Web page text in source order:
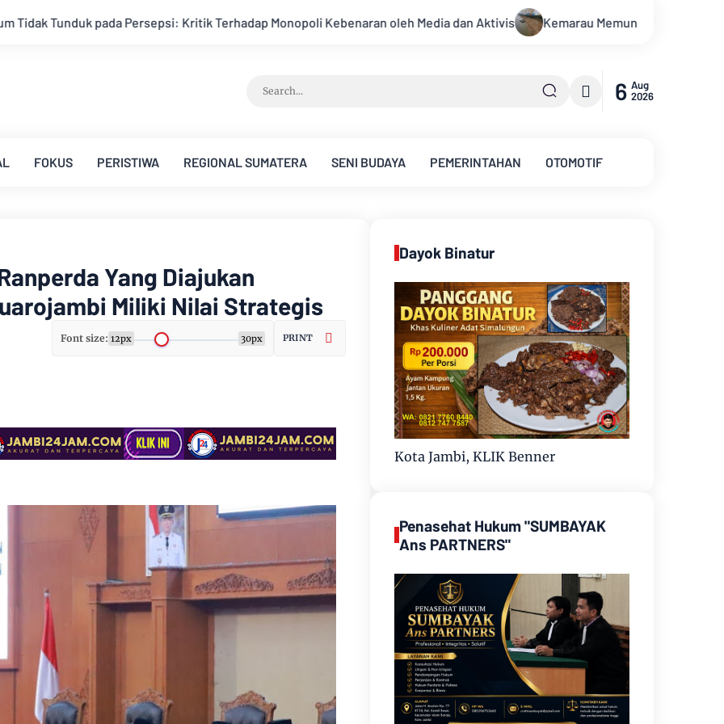
Monopoli Kebenaran oleh Media dan Aktivis Kemarau Memuncak, Debit Sungai Batanghari Terus Menyusut,
6 Aug
2026
FOKUS PERISTIWA REGIONAL SUMATERA SENI BUDAYA PEMERINTAHAN OTOMOTIF
Yang Diajukan
Miliki Nilai Strategis
Font size: 12px 30px PRINT
Dayok Binatur
Kota Jambi, KLIK Benner
Penasehat Hukum "SUMBAYAK
Ans PARTNERS"